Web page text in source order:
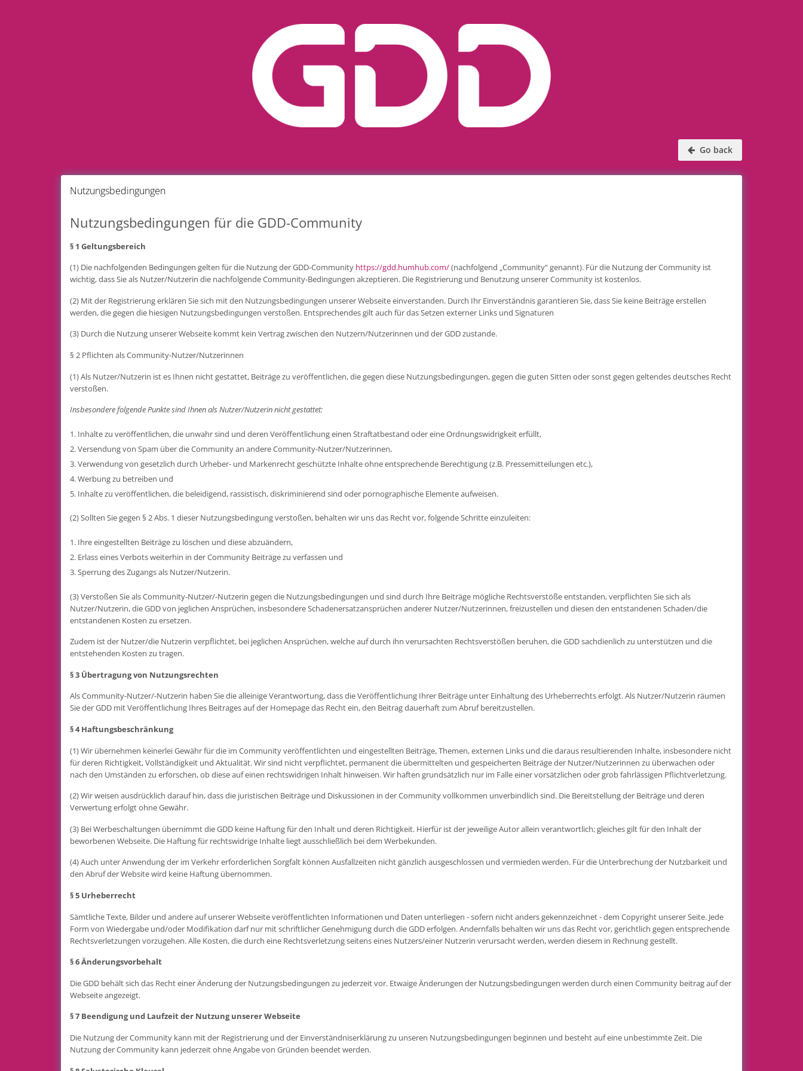
Go back
Nutzungsbedingungen
Nutzungsbedingungen für die GDD-Community
§ 1 Geltungsbereich
(1) Die nachfolgenden Bedingungen gelten für die Nutzung der GDD-Community https://gdd.humhub.com/(nachfolgend „Community“ genannt). Für die Nutzung der Community ist
wichtig, dass Sie als Nutzer/Nutzerin die nachfolgende Community-Bedingungen akzeptieren. Die Registrierung und Benutzung unserer Community ist kostenlos.
(2) Mit der Registrierung erklären Sie sich mit den Nutzungsbedingungen unserer Webseite einverstanden. Durch Ihr Einverständnis garantieren Sie, dass Sie keine Beiträge erstellen
werden, die gegen die hiesigen Nutzungsbedingungen verstoßen. Entsprechendes gilt auch für das Setzen externer Links und Signaturen
(3) Durch die Nutzung unserer Webseite kommt kein Vertrag zwischen den Nutzern/Nutzerinnen und der GDD zustande.
§ 2 Pflichten als Community-Nutzer/Nutzerinnen
(1) Als Nutzer/Nutzerin ist es Ihnen nicht gestattet, Beiträge zu veröffentlichen, die gegen diese Nutzungsbedingungen, gegen die guten Sitten oder sonst gegen geltendes deutsches Recht
verstoßen.
Insbesondere folgende Punkte sind Ihnen als Nutzer/Nutzerin nicht gestattet:
Inhalte zu veröffentlichen, die unwahr sind und deren Veröffentlichung einen Straftatbestand oder eine Ordnungswidrigkeit erfüllt,
Versendung von Spam über die Community an andere Community-Nutzer/Nutzerinnen,
Verwendung von gesetzlich durch Urheber- und Markenrecht geschützte Inhalte ohne entsprechende Berechtigung (z.B. Pressemitteilungen etc.),
Werbung zu betreiben und
Inhalte zu veröffentlichen, die beleidigend, rassistisch, diskriminierend sind oder pornographische Elemente aufweisen.
(2) Sollten Sie gegen § 2 Abs. 1 dieser Nutzungsbedingung verstoßen, behalten wir uns das Recht vor, folgende Schritte einzuleiten:
Ihre eingestellten Beiträge zu löschen und diese abzuändern,
Erlass eines Verbots weiterhin in der Community Beiträge zu verfassen und
Sperrung des Zugangs als Nutzer/Nutzerin.
(3) Verstoßen Sie als Community-Nutzer/-Nutzerin gegen die Nutzungsbedingungen und sind durch Ihre Beiträge mögliche Rechtsverstöße entstanden, verpflichten Sie sich als
Nutzer/Nutzerin, die GDD von jeglichen Ansprüchen, insbesondere Schadenersatzansprüchen anderer Nutzer/Nutzerinnen, freizustellen und diesen den entstandenen Schaden/die
entstandenen Kosten zu ersetzen.
Zudem ist der Nutzer/die Nutzerin verpflichtet, bei jeglichen Ansprüchen, welche auf durch ihn verursachten Rechtsverstößen beruhen, die GDD sachdienlich zu unterstützen und die
entstehenden Kosten zu tragen.
§ 3 Übertragung von Nutzungsrechten
Als Community-Nutzer/-Nutzerin haben Sie die alleinige Verantwortung, dass die Veröffentlichung Ihrer Beiträge unter Einhaltung des Urheberrechts erfolgt. Als Nutzer/Nutzerin räumen
Sie der GDD mit Veröffentlichung Ihres Beitrages auf der Homepage das Recht ein, den Beitrag dauerhaft zum Abruf bereitzustellen.
§ 4 Haftungsbeschränkung
(1) Wir übernehmen keinerlei Gewähr für die im Community veröffentlichten und eingestellten Beiträge, Themen, externen Links und die daraus resultierenden Inhalte, insbesondere nicht
für deren Richtigkeit, Vollständigkeit und Aktualität. Wir sind nicht verpflichtet, permanent die übermittelten und gespeicherten Beiträge der Nutzer/Nutzerinnen zu überwachen oder
nach den Umständen zu erforschen, ob diese auf einen rechtswidrigen Inhalt hinweisen. Wir haften grundsätzlich nur im Falle einer vorsätzlichen oder grob fahrlässigen Pflichtverletzung.
(2) Wir weisen ausdrücklich darauf hin, dass die juristischen Beiträge und Diskussionen in der Community vollkommen unverbindlich sind. Die Bereitstellung der Beiträge und deren
Verwertung erfolgt ohne Gewähr.
(3) Bei Werbeschaltungen übernimmt die GDD keine Haftung für den Inhalt und deren Richtigkeit. Hierfür ist der jeweilige Autor allein verantwortlich; gleiches gilt für den Inhalt der
beworbenen Webseite. Die Haftung für rechtswidrige Inhalte liegt ausschließlich bei dem Werbekunden.
(4) Auch unter Anwendung der im Verkehr erforderlichen Sorgfalt können Ausfallzeiten nicht gänzlich ausgeschlossen und vermieden werden. Für die Unterbrechung der Nutzbarkeit und
den Abruf der Website wird keine Haftung übernommen.
§ 5 Urheberrecht
Sämtliche Texte, Bilder und andere auf unserer Webseite veröffentlichten Informationen und Daten unterliegen - sofern nicht anders gekennzeichnet - dem Copyright unserer Seite. Jede
Form von Wiedergabe und/oder Modifikation darf nur mit schriftlicher Genehmigung durch die GDD erfolgen. Andernfalls behalten wir uns das Recht vor, gerichtlich gegen entsprechende
Rechtsverletzungen vorzugehen. Alle Kosten, die durch eine Rechtsverletzung seitens eines Nutzers/einer Nutzerin verursacht werden, werden diesem in Rechnung gestellt.
§ 6 Änderungsvorbehalt
Die GDD behält sich das Recht einer Änderung der Nutzungsbedingungen zu jederzeit vor. Etwaige Änderungen der Nutzungsbedingungen werden durch einen Community beitrag auf der
Webseite angezeigt.
§ 7 Beendigung und Laufzeit der Nutzung unserer Webseite
Die Nutzung der Community kann mit der Registrierung und der Einverständniserklärung zu unseren Nutzungsbedingungen beginnen und besteht auf eine unbestimmte Zeit. Die
Nutzung der Community kann jederzeit ohne Angabe von Gründen beendet werden.